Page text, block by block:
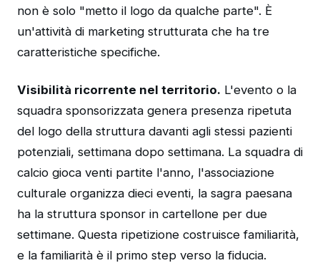
non è solo "metto il logo da qualche parte". È
un'attività di marketing strutturata che ha tre
caratteristiche specifiche.
Visibilità ricorrente nel territorio. L'evento o la
squadra sponsorizzata genera presenza ripetuta
del logo della struttura davanti agli stessi pazienti
potenziali, settimana dopo settimana. La squadra di
calcio gioca venti partite l'anno, l'associazione
culturale organizza dieci eventi, la sagra paesana
ha la struttura sponsor in cartellone per due
settimane. Questa ripetizione costruisce familiarità,
e la familiarità è il primo step verso la fiducia.